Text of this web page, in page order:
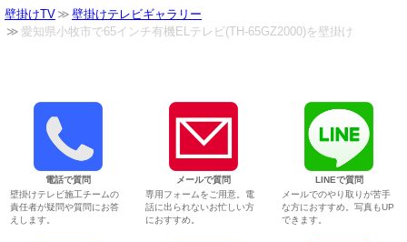
壁掛けTV
壁掛けテレビギャラリー
愛知県小牧市で65インチ有機ELテレビ(TH-65GZ2000)を壁掛け
電話で質問
壁掛けテレビ施工チームの
責任者が疑問や質問にお答
えします。
メールで質問
専用フォームをご用意。電
話に出られないお忙しい方
におすすめ。
LINEで質問
メールでのやり取りが苦手
な方におすすめ。写真もUP
できます。